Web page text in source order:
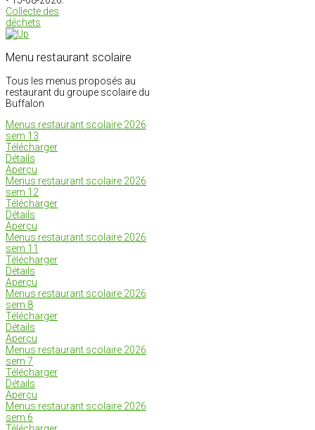
Collecte des
déchets
Menu restaurant scolaire
Tous les menus proposés au
restaurant du groupe scolaire du
Buffalon
Menus restaurant scolaire 2026
sem 13
Télécharger
Détails
Aperçu
Menus restaurant scolaire 2026
sem 12
Télécharger
Détails
Aperçu
Menus restaurant scolaire 2026
sem 11
Télécharger
Détails
Aperçu
Menus restaurant scolaire 2026
sem 8
Télécharger
Détails
Aperçu
Menus restaurant scolaire 2026
sem 7
Télécharger
Détails
Aperçu
Menus restaurant scolaire 2026
sem 6